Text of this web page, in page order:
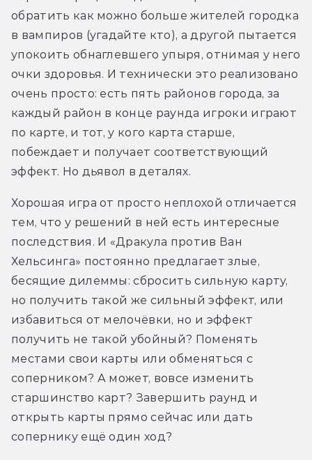
обратить как можно больше жителей городка
в вампиров (угадайте кто), а другой пытается
упокоить обнаглевшего упыря, отнимая у него
очки здоровья. И технически это реализовано
очень просто: есть пять районов города, за
каждый район в конце раунда игроки играют
по карте, и тот, у кого карта старше,
побеждает и получает соответствующий
эффект. Но дьявол в деталях.
Хорошая игра от просто неплохой отличается
тем, что у решений в ней есть интересные
последствия. И «Дракула против Ван
Хельсинга» постоянно предлагает злые,
бесящие дилеммы: сбросить сильную карту,
но получить такой же сильный эффект, или
избавиться от мелочёвки, но и эффект
получить не такой убойный? Поменять
местами свои карты или обменяться с
соперником? А может, вовсе изменить
старшинство карт? Завершить раунд и
открыть карты прямо сейчас или дать
сопернику ещё один ход?